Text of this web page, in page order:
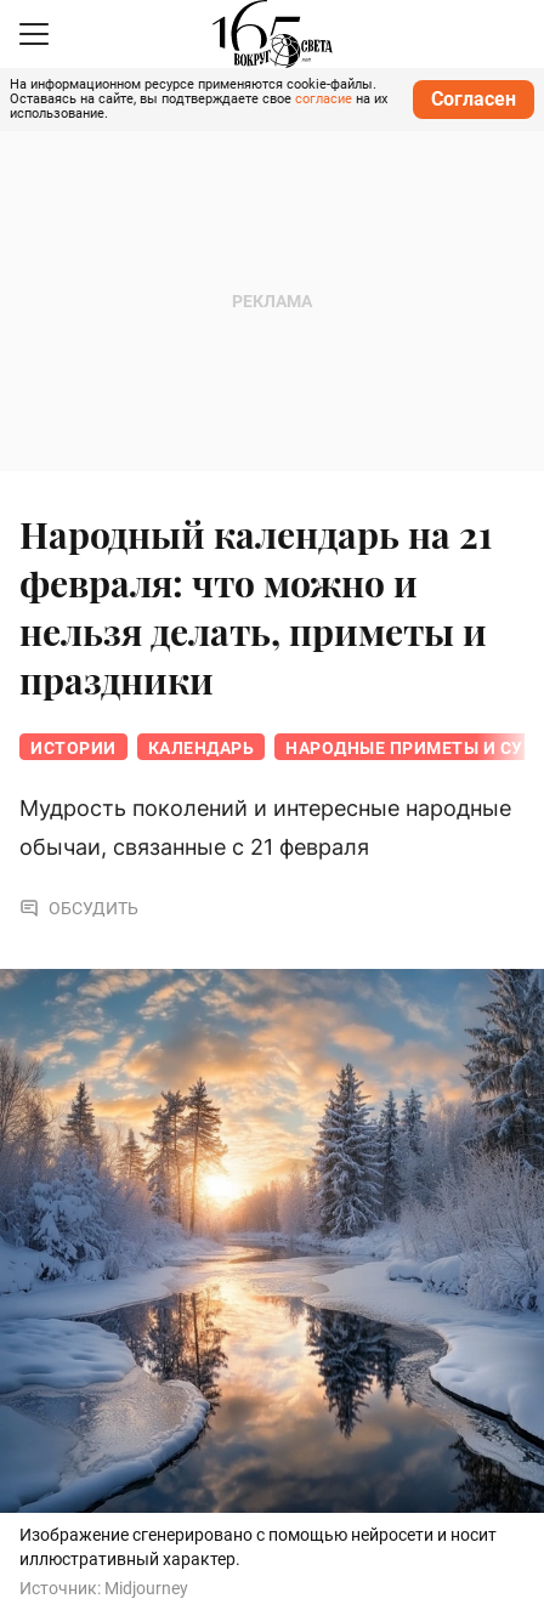
На информационном ресурсе применяются cookie-файлы.
Оставаясь на сайте, вы подтверждаете свое согласие на их
использование.
Согласен
Народный календарь на 21
февраля: что можно и
нельзя делать, приметы и
праздники
ИСТОРИИ КАЛЕНДАРЬ НАРОДНЫЕ ПРИМЕТЫ И
Мудрость поколений и интересные народные
обычаи, связанные с 21 февраля
ОБСУДИТЬ
Изображение сгенерировано с помощью нейросети и носит
иллюстративный характер.
Источник: Midjourney